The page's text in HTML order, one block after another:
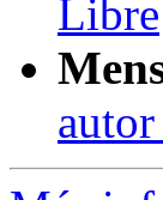
Libre